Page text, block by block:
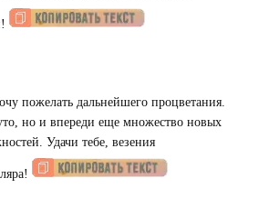
пожелать дальнейшего процветания.
но и впереди еще множество новых
Удачи тебе, везения